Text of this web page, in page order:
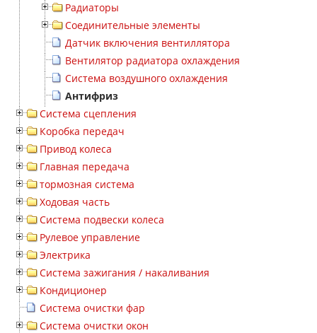
Радиаторы
Соединительные элементы
Датчик включения вентиллятора
Вентилятор радиатора охлаждения
Система воздушного охлаждения
Антифриз
Система сцепления
Коробка передач
Привод колеса
Главная передача
тормозная система
Ходовая часть
Система подвески колеса
Рулевое управление
Электрика
Система зажигания / накаливания
Кондиционер
Система очистки фар
Система очистки окон